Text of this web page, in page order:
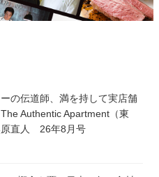
の伝道師、満を持して実店舗
Authentic Apartment（東
直人 26年8月号